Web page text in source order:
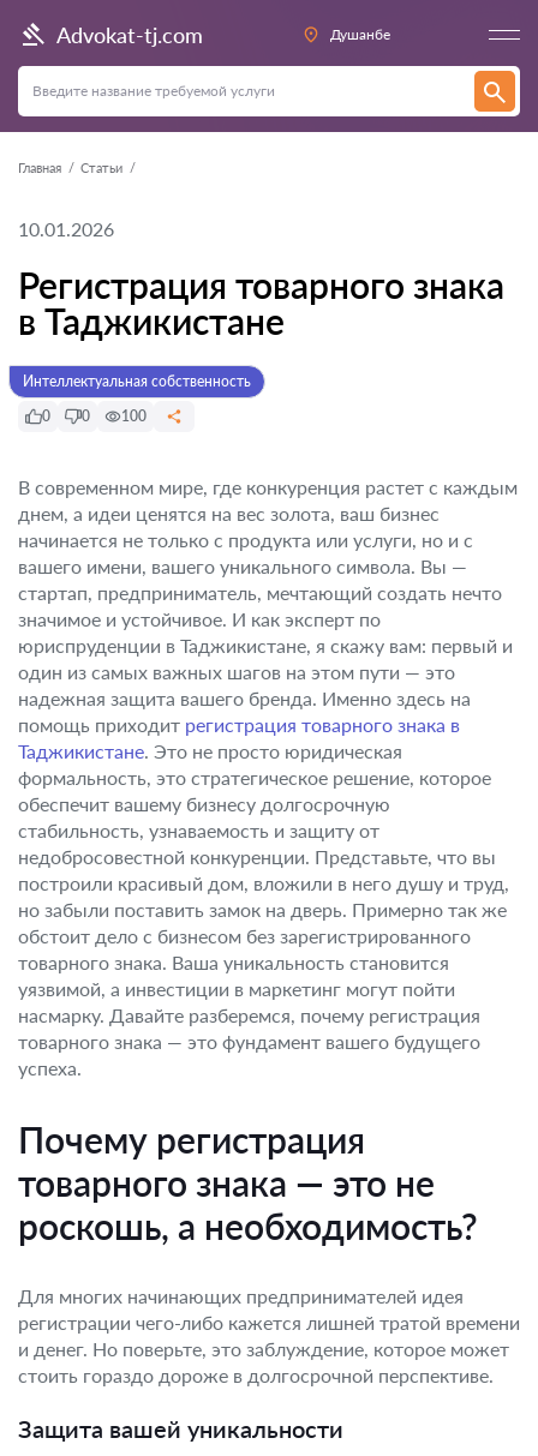
Advokat-tj.com Душанбе
Главная Статьи
10.01.2026
Регистрация товарного знака
в Таджикистане
Интеллектуальная собственность
0
0 100
В современном мире, где конкуренция растет с каждым
днем, а идеи ценятся на вес золота, ваш бизнес
начинается не только с продукта или услуги, но и с
вашего имени, вашего уникального символа. Вы —
стартап, предприниматель, мечтающий создать нечто
значимое и устойчивое. И как эксперт по
юриспруденции в Таджикистане, я скажу вам: первый и
один из самых важных шагов на этом пути — это
надежная защита вашего бренда. Именно здесь на
помощь приходит регистрация товарного знака в
Таджикистане. Это не просто юридическая
формальность, это стратегическое решение, которое
обеспечит вашему бизнесу долгосрочную
стабильность, узнаваемость и защиту от
недобросовестной конкуренции. Представьте, что вы
построили красивый дом, вложили в него душу и труд,
но забыли поставить замок на дверь. Примерно так же
обстоит дело с бизнесом без зарегистрированного
товарного знака. Ваша уникальность становится
уязвимой, а инвестиции в маркетинг могут пойти
насмарку. Давайте разберемся, почему регистрация
товарного знака — это фундамент вашего будущего
успеха.
Почему регистрация
товарного знака — это не
роскошь, а необходимость?
Для многих начинающих предпринимателей идея
регистрации чего-либо кажется лишней тратой времени
и денег. Но поверьте, это заблуждение, которое может
стоить гораздо дороже в долгосрочной перспективе.
Защита вашей уникальности